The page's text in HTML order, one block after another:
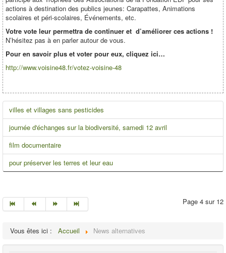
actions à destination des publics jeunes: Carapattes, Animations
scolaires et péri-scolaires, Événements, etc.
Votre vote leur permettra de continuer et d’améliorer ces actions !
N’hésitez pas à en parler autour de vous.
Pour en savoir plus et voter pour eux, cliquez ici…
http://www.voisine48.fr/votez-voisine-48
villes et villages sans pesticides
journée d'échanges sur la biodiversité, samedi 12 avril
film documentaire
pour préserver les terres et leur eau
Page 4 sur 12
Vous êtes ici : Accueil News alternatives